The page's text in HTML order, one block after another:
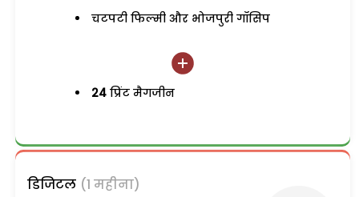
चटपटी फिल्मी और भोजपुरी गॉसिप
24 प्रिंट मैगजीन
डिजिटल (1 महीना)